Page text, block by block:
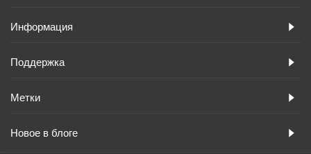
Информация
Поддержка
Метки
Новое в блоге